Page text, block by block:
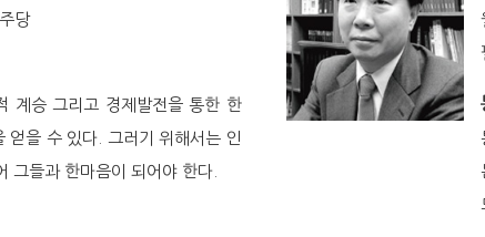
당
계승 그리고 경제발전을 통한 한
얻을 수 있다. 그러기 위해서는 인
그들과 한마음이 되어야 한다.